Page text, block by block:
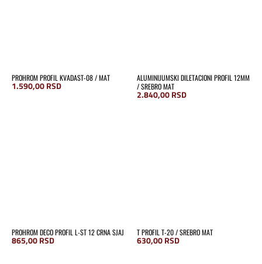
PROHROM PROFIL KVADAST-08 / MAT
1.590,00RSD
ALUMINIJUMSKI DILETACIONI PROFIL 12MM
/ SREBRO MAT
2.840,00RSD
PROHROM DECO PROFIL L-ST 12 CRNA SJAJ
865,00RSD
T PROFIL T-20 / SREBRO MAT
630,00RSD